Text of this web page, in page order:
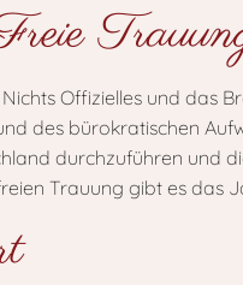
Offizielles und das
des bürokratischen
durchzuführen und
Trauung gibt es das